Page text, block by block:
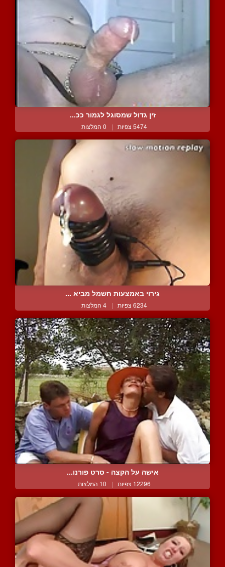
זין גדול שמסוגל לגמור ככ...
5474 צפיות | 0 המלצות
גירוי באמצעות חשמל מביא ...
6234 צפיות | 4 המלצות
אישה על הקצה - סרט פורנו...
12296 צפיות | 10 המלצות